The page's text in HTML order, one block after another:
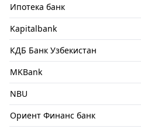
Ипотека банк
Kapitalbank
КДБ Банк Узбекистан
MKBank
NBU
Ориент Финанс банк